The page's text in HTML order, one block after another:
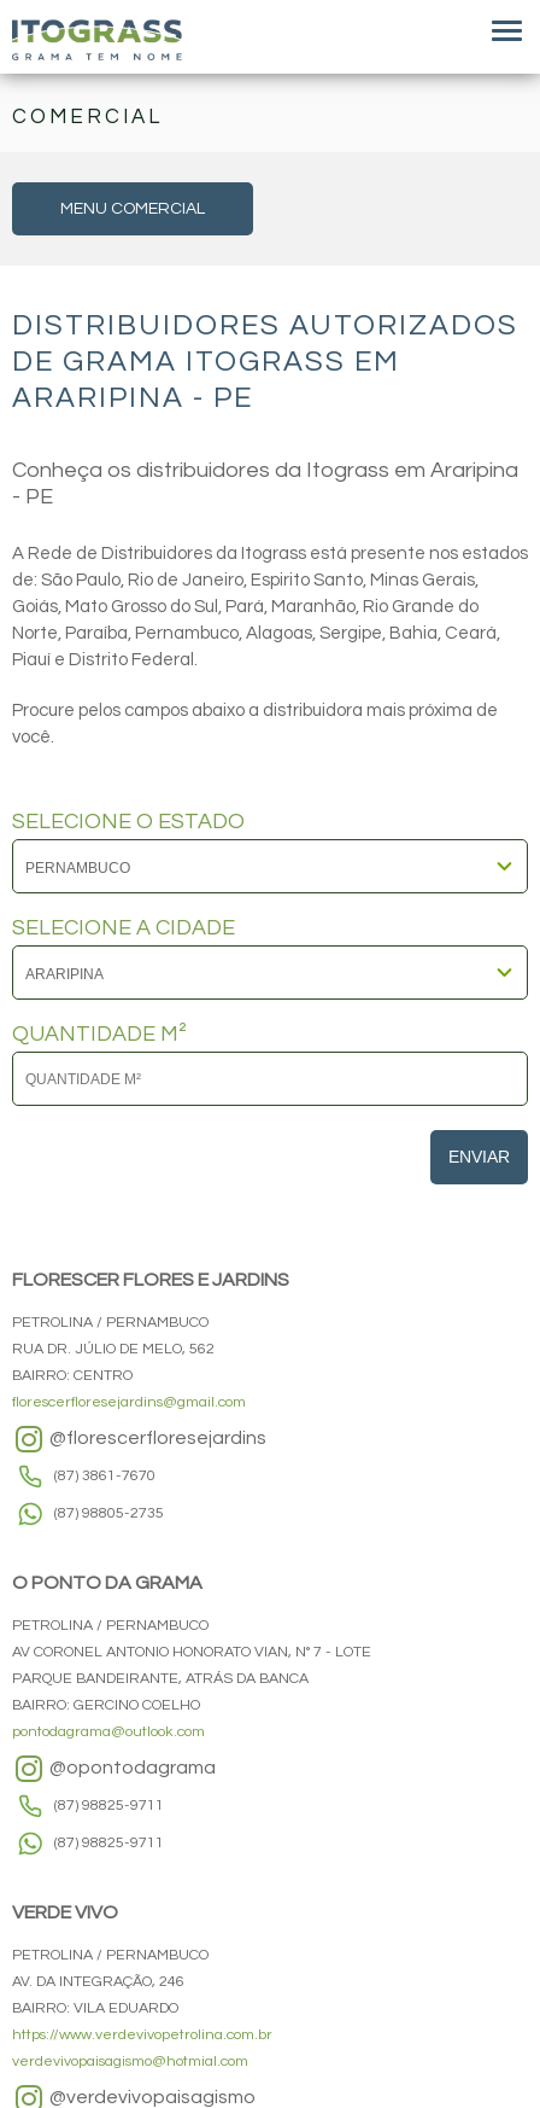
COMERCIAL
MENU COMERCIAL
DISTRIBUIDORES AUTORIZADOS
DE GRAMA ITOGRASS EM
ARARIPINA - PE
Conheça os distribuidores da Itograss em Araripina
- PE
A Rede de Distribuidores da Itograss está presente nos estados
de: São Paulo, Rio de Janeiro, Espirito Santo, Minas Gerais,
Goiás, Mato Grosso do Sul, Pará, Maranhão, Rio Grande do
Norte, Paraíba, Pernambuco, Alagoas, Sergipe, Bahia, Ceará,
Piauí e Distrito Federal.
Procure pelos campos abaixo a distribuidora mais próxima de
você.
SELECIONE O ESTADO
SELECIONE A CIDADE
QUANTIDADE M²
ENVIAR
FLORESCER FLORES E JARDINS
PETROLINA / PERNAMBUCO
RUA DR. JÚLIO DE MELO, 562
BAIRRO: CENTRO
florescerfloresejardins@gmail.com
@florescerfloresejardins
(87) 3861-7670
(87) 98805-2735
O PONTO DA GRAMA
PETROLINA / PERNAMBUCO
AV CORONEL ANTONIO HONORATO VIAN, N° 7 - LOTE
PARQUE BANDEIRANTE, ATRÁS DA BANCA
BAIRRO: GERCINO COELHO
pontodagrama@outlook.com
@opontodagrama
(87) 98825-9711
(87) 98825-9711
VERDE VIVO
PETROLINA / PERNAMBUCO
AV. DA INTEGRAÇÃO, 246
BAIRRO: VILA EDUARDO
https://www.verdevivopetrolina.com.br
verdevivopaisagismo@hotmial.com
@verdevivopaisagismo